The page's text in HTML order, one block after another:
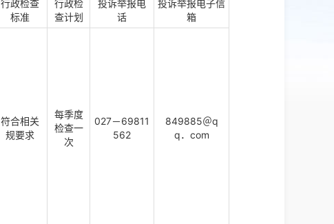
行政检查
标准
行政检
查计划
投诉举报电
话
投诉举报电子信
箱
符合相关
规要求
每季度
检查一
次
027－69811
562
849885＠q
q．com